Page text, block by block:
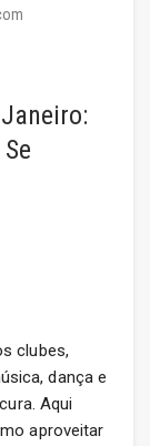
clubes,
dança e
Aqui
aproveitar